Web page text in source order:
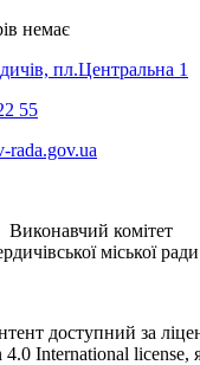
немає
пл.Центральна 1
55
rada.gov.ua
Виконавчий комітет
міської ради
доступний за
International license,